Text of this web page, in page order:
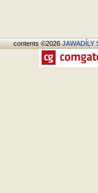
contents ©2026JAWADÍLY